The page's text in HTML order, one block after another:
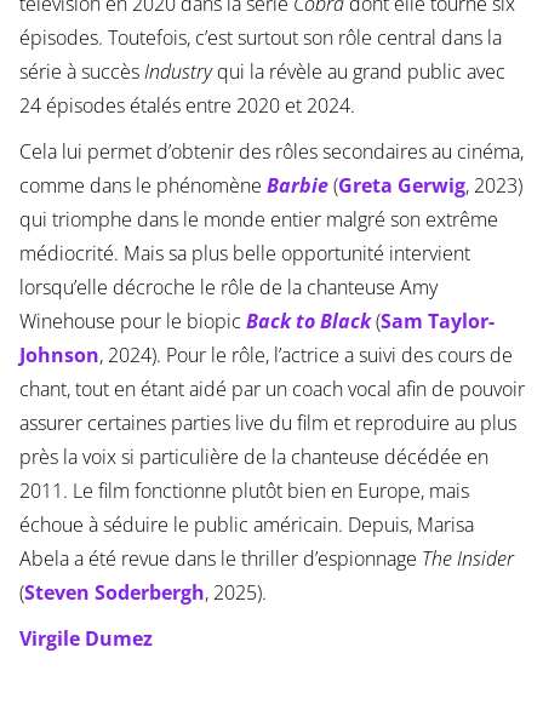
épisodes. Toutefois, c’est surtout son rôle central dans la
série à succèsIndustryqui la révèle au grand public avec
24 épisodes étalés entre 2020 et 2024.
Cela lui permet d’obtenir des rôles secondaires au cinéma,
comme dans le phénomène Barbie(Greta Gerwig, 2023)
qui triomphe dans le monde entier malgré son extrême
médiocrité. Mais sa plus belle opportunité intervient
lorsqu’elle décroche le rôle de la chanteuse Amy
Winehouse pour le biopic Back to Black(Sam Taylor-
Johnson, 2024). Pour le rôle, l’actrice a suivi des cours de
chant, tout en étant aidé par un coach vocal afin de pouvoir
assurer certaines parties live du film et reproduire au plus
près la voix si particulière de la chanteuse décédée en
2011. Le film fonctionne plutôt bien en Europe, mais
échoue à séduire le public américain. Depuis, Marisa
Abela a été revue dans le thriller d’espionnage The Insider
(Steven Soderbergh, 2025).
Virgile Dumez